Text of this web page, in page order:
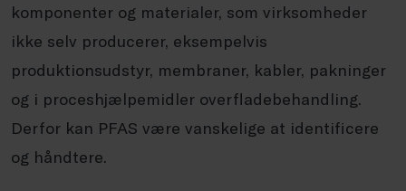
komponenter og materialer, som virksomheder
ikke selv producerer, eksempelvis
produktionsudstyr, membraner, kabler, pakninger
og i proceshjælpemidler overfladebehandling.
Derfor kan PFAS være vanskelige at identificere
og håndtere.